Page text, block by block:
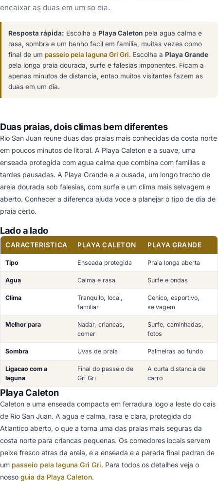
encaixar as duas em um so dia.
Resposta rápida: Escolha a Playa Caleton pela agua calma e
rasa, sombra e um banho facil em familia, muitas vezes como
final de um passeio pela laguna Gri Gri. Escolha a Playa Grande
pela longa praia dourada, surfe e falesias imponentes. Ficam a
apenas minutos de distancia, entao muitos visitantes fazem as
duas em um dia.
Duas praias, dois climas bem diferentes
Rio San Juan reune duas das praias mais conhecidas da costa norte
em poucos minutos de litoral. A Playa Caleton e a suave, uma
enseada protegida com agua calma que combina com familias e
tardes pausadas. A Playa Grande e a ousada, um longo trecho de
areia dourada sob falesias, com surfe e um clima mais selvagem e
aberto. Conhecer a diferenca ajuda voce a planejar o tipo de dia de
praia certo.
Lado a lado
CARACTERISTICA PLAYA CALETON PLAYA GRANDE
Tipo Enseada protegida Praia longa aberta
Agua Calma e rasa Surfe e ondas
Clima
Tranquilo, local,
familiar
Cenico, esportivo,
selvagem
Melhor para
Nadar, criancas,
comer
Surfe, caminhadas,
fotos
Sombra Uvas de praia Palmeiras ao fundo
Ligacao com a
laguna
Final do passeio de
Gri Gri
A curta distancia de
carro
Playa Caleton
Caleton e uma enseada compacta em ferradura logo a leste do cais
de Rio San Juan. A agua e calma, rasa e clara, protegida do
Atlantico aberto, o que a torna uma das praias mais seguras da
costa norte para criancas pequenas. Os comedores locais servem
peixe fresco atras da areia, e a enseada e a parada final padrao de
um passeio pela laguna Gri Gri. Para todos os detalhes veja o
nosso guia da Playa Caleton.